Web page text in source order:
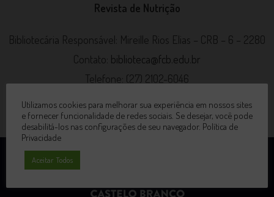
Revista de Nutrição
Bibliotecária Responsável: Mireille Rios Elias – CRB – 6 – 2280
Contato: biblioteca@fcb.edu.br
Telefone: (27) 2102-6046
Utilizamos cookies para melhorar sua experiência em nossos sites
e fornecer funcionalidade de redes sociais. Se desejar, você pode
desabilitá-los nas configurações de seu navegador. Política de
Privacidade
Aceitar Todos